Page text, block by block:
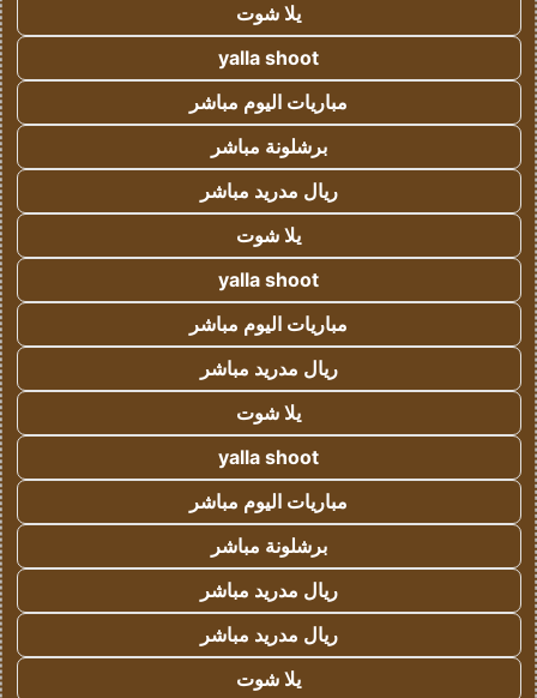
يلا شوت
yalla shoot
مباريات اليوم مباشر
برشلونة مباشر
ريال مدريد مباشر
يلا شوت
yalla shoot
مباريات اليوم مباشر
ريال مدريد مباشر
يلا شوت
yalla shoot
مباريات اليوم مباشر
برشلونة مباشر
ريال مدريد مباشر
ريال مدريد مباشر
يلا شوت